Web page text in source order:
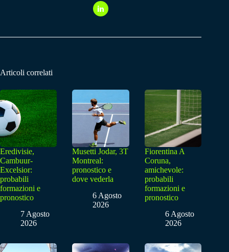
Articoli correlati
Eredivisie,
Cambuur-
Excelsior:
probabili
formazioni e
pronostico
7 Agosto
2026
Musetti Jodar, 3T
Montreal:
pronostico e
dove vederla
6 Agosto
2026
Fiorentina A
Coruna,
amichevole:
probabili
formazioni e
pronostico
6 Agosto
2026